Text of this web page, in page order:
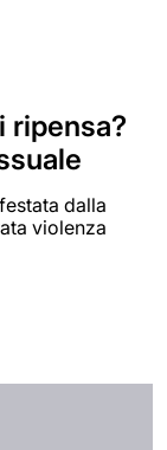
ripensa?
dalla
violenza